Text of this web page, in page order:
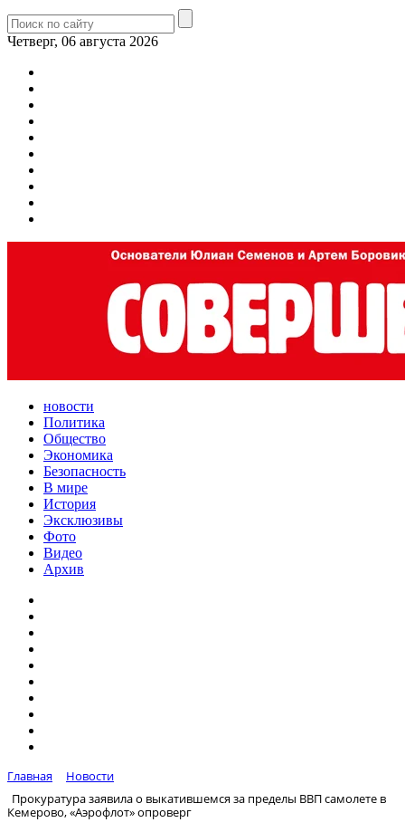
Четверг, 06 августа 2026
новости
Политика
Общество
Экономика
Безопасность
В мире
История
Эксклюзивы
Фото
Видео
Архив
Главная
Новости
Прокуратура заявила о выкатившемся за пределы ВВП самолете в
Кемерово, «Аэрофлот» опроверг